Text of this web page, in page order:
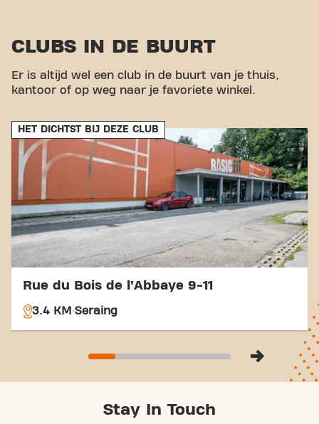
stop is Rue de la Station, and a second option is
Jemeppe station is within walking distance of the
gym. With our central location and accessible
Meuse and be part of our fitness community.
CLUBS IN DE BUURT
Er is altijd wel een club in de buurt van je thuis,
kantoor of op weg naar je favoriete winkel.
HET DICHTST BIJ DEZE CLUB
Rue du Bois de l’Abbaye 9-11
3.4 KM Seraing
Stay In Touch